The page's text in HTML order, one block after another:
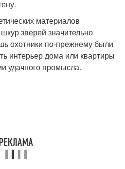
материалов
зверей значительно
охотники по-прежнему были
интерьер дома или квартиры
удачного промысла.